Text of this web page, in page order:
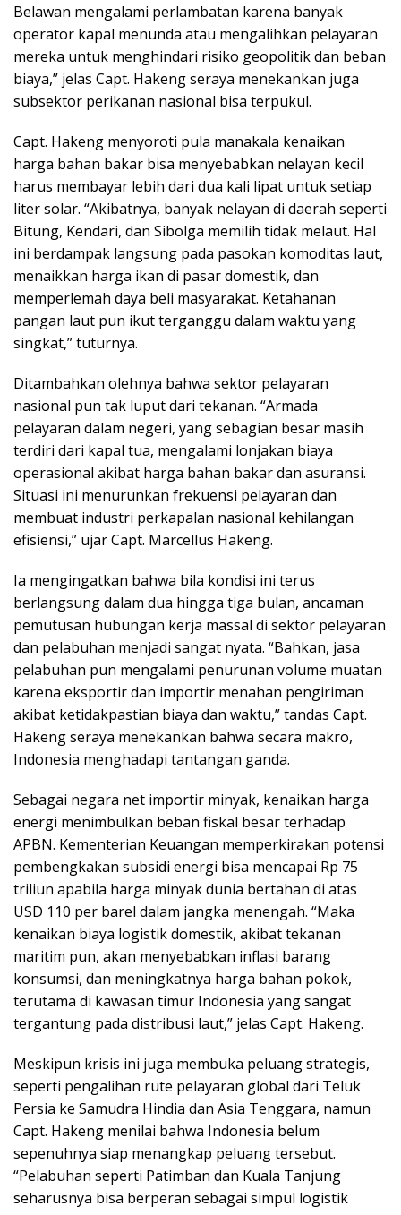
Belawan mengalami perlambatan karena banyak
operator kapal menunda atau mengalihkan pelayaran
mereka untuk menghindari risiko geopolitik dan beban
biaya,” jelas Capt. Hakeng seraya menekankan juga
subsektor perikanan nasional bisa terpukul.
Capt. Hakeng menyoroti pula manakala kenaikan
harga bahan bakar bisa menyebabkan nelayan kecil
harus membayar lebih dari dua kali lipat untuk setiap
liter solar. “Akibatnya, banyak nelayan di daerah seperti
Bitung, Kendari, dan Sibolga memilih tidak melaut. Hal
ini berdampak langsung pada pasokan komoditas laut,
menaikkan harga ikan di pasar domestik, dan
memperlemah daya beli masyarakat. Ketahanan
pangan laut pun ikut terganggu dalam waktu yang
singkat,” tuturnya.
Ditambahkan olehnya bahwa sektor pelayaran
nasional pun tak luput dari tekanan. “Armada
pelayaran dalam negeri, yang sebagian besar masih
terdiri dari kapal tua, mengalami lonjakan biaya
operasional akibat harga bahan bakar dan asuransi.
Situasi ini menurunkan frekuensi pelayaran dan
membuat industri perkapalan nasional kehilangan
efisiensi,” ujar Capt. Marcellus Hakeng.
Ia mengingatkan bahwa bila kondisi ini terus
berlangsung dalam dua hingga tiga bulan, ancaman
pemutusan hubungan kerja massal di sektor pelayaran
dan pelabuhan menjadi sangat nyata. “Bahkan, jasa
pelabuhan pun mengalami penurunan volume muatan
karena eksportir dan importir menahan pengiriman
akibat ketidakpastian biaya dan waktu,” tandas Capt.
Hakeng seraya menekankan bahwa secara makro,
Indonesia menghadapi tantangan ganda.
Sebagai negara net importir minyak, kenaikan harga
energi menimbulkan beban fiskal besar terhadap
APBN. Kementerian Keuangan memperkirakan potensi
pembengkakan subsidi energi bisa mencapai Rp 75
triliun apabila harga minyak dunia bertahan di atas
USD 110 per barel dalam jangka menengah. “Maka
kenaikan biaya logistik domestik, akibat tekanan
maritim pun, akan menyebabkan inflasi barang
konsumsi, dan meningkatnya harga bahan pokok,
terutama di kawasan timur Indonesia yang sangat
tergantung pada distribusi laut,” jelas Capt. Hakeng.
Meskipun krisis ini juga membuka peluang strategis,
seperti pengalihan rute pelayaran global dari Teluk
Persia ke Samudra Hindia dan Asia Tenggara, namun
Capt. Hakeng menilai bahwa Indonesia belum
sepenuhnya siap menangkap peluang tersebut.
“Pelabuhan seperti Patimban dan Kuala Tanjung
seharusnya bisa berperan sebagai simpul logistik